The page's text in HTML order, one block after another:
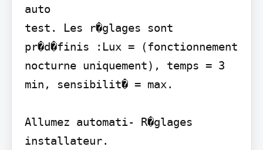
auto
test. Les r�glages sont
pr�d�finis :Lux = (fonctionnement
nocturne uniquement), temps = 3
min, sensibilit� = max.
Allumez automati- R�glages
installateur.